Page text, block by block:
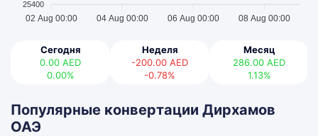
25400
02 Aug 00:00 04 Aug 00:00 06 Aug 00:00 08 Aug 00:00
Сегодня
0.00 AED
0.00%
Неделя
-200.00 AED
-0.78%
Месяц
286.00 AED
1.13%
Популярные конвертации Дирхамов
ОАЭ